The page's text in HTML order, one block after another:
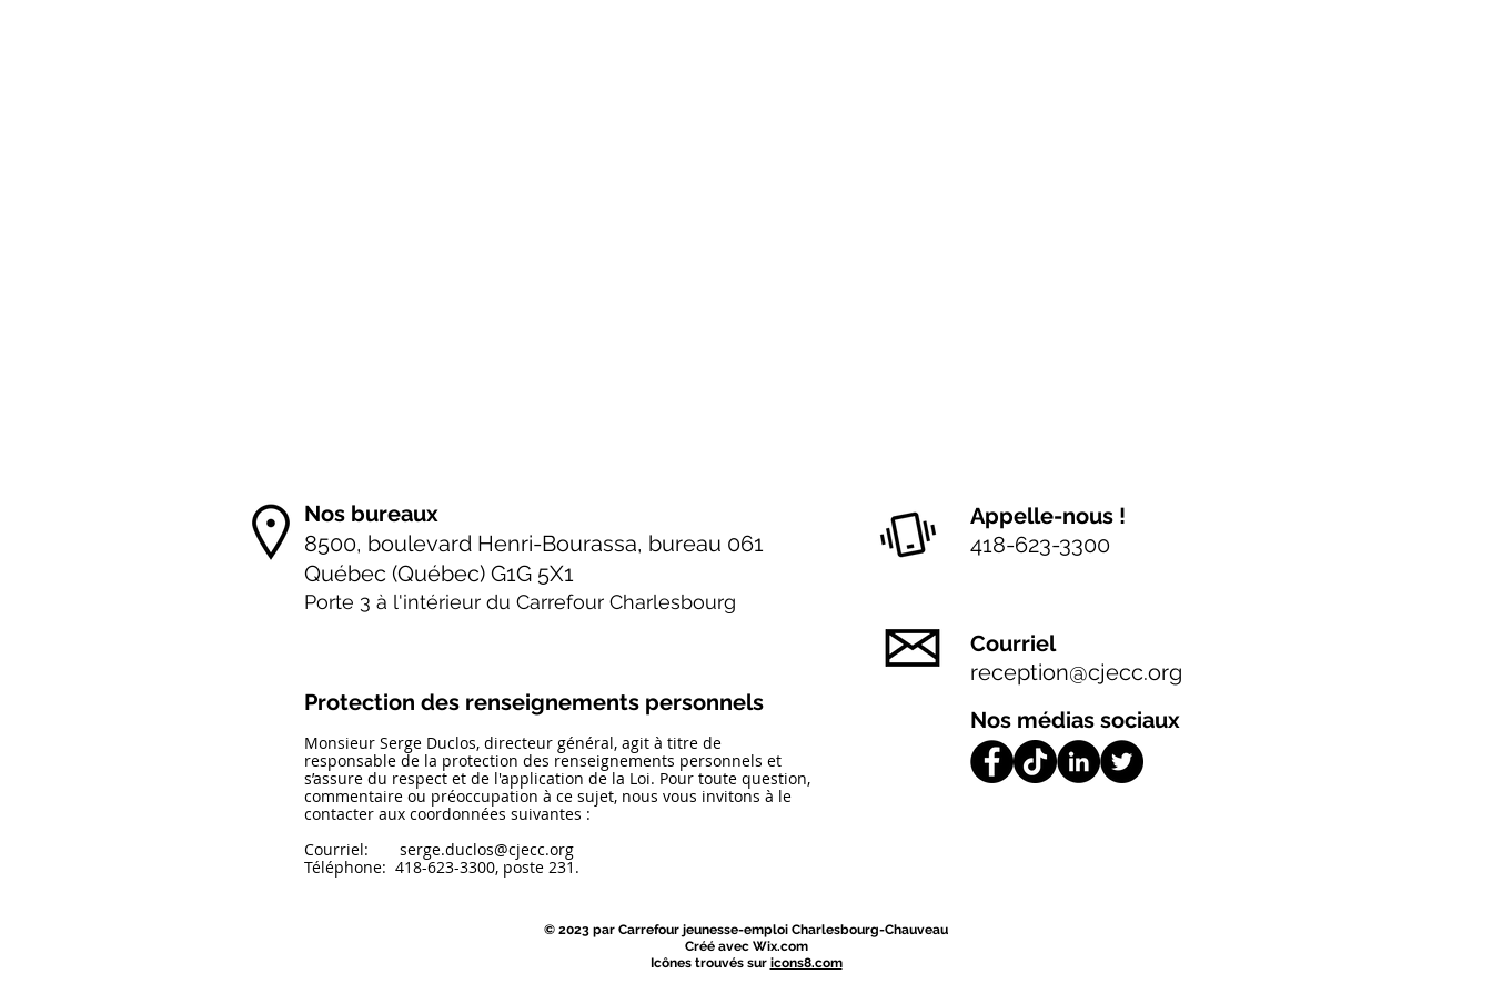
Nos bureaux
8500, boulevard Henri-Bourassa, bureau 061
Québec (Québec) G1G 5X1
Porte 3 à l'intérieur du Carrefour Charlesbourg
Appelle-nous !
418-623-3300
Courriel
reception@cjecc.org
Protection des renseignements personnels
Monsieur Serge Duclos, directeur général, agit à titre de
responsable de la protection des renseignements personnels et
s’assure du respect et de l'application de la Loi. Pour toute question,
commentaire ou préoccupation à ce sujet, nous vous invitons à le
contacter aux coordonnées suivantes :
Courriel: serge.duclos@cjecc.org
Téléphone: 418-623-3300, poste 231.
Nos médias sociaux
© 2023 par Carrefour jeunesse-emploi Charlesbourg-Chauveau
Créé avec Wix.com
Icônes trouvés sur icons8.com